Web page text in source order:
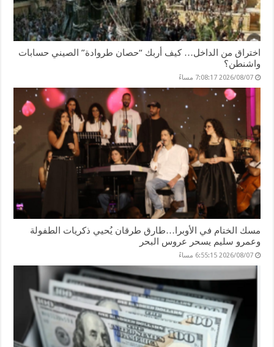
اختراق من الداخل… كيف أربك “حصان طروادة” الصيني حسابات
واشنطن؟
2026/08/07 7:08:17 مساءً
مسك الختام في الأوبرا…طارق طرقان يُحيي ذكريات الطفولة
وعمرو سليم يسحر عروس البحر
2026/08/07 6:55:15 مساءً